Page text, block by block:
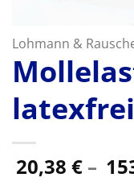
Lohmann &
20,38 € –